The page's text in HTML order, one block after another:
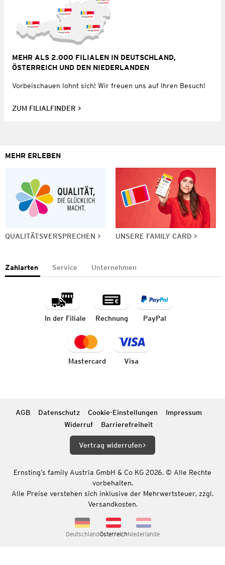
MEHR ALS 2.000 FILIALEN IN DEUTSCHLAND,
ÖSTERREICH UND DEN NIEDERLANDEN
Vorbeischauen lohnt sich! Wir freuen uns auf Ihren Besuch!
ZUM FILIALFINDER
MEHR ERLEBEN
QUALITÄTSVERSPRECHEN UNSERE FAMILY CARD
Zahlarten Service Unternehmen
In der Filiale Rechnung PayPal
Mastercard Visa
AGB Datenschutz Cookie-Einstellungen
Impressum
Widerruf
Barrierefreiheit
Vertrag widerrufen
Ernsting’s family Austria GmbH & Co KG 2026. © Alle Rechte
vorbehalten.
Alle Preise verstehen sich inklusive der Mehrwertsteuer, zzgl.
Versandkosten.
DeutschlandÖsterreichNiederlande